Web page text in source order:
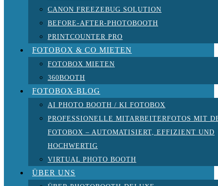
CANON FREEZEBUG SOLUTION
BEFORE-AFTER-PHOTOBOOTH
PRINTCOUNTER PRO
FOTOBOX & CO MIETEN
FOTOBOX MIETEN
360BOOTH
FOTOBOX-BLOG
AI PHOTO BOOTH / KI FOTOBOX
PROFESSIONELLE MITARBEITERFOTOS MIT
FOTOBOX – AUTOMATISIERT, EFFIZIENT UND
HOCHWERTIG
VIRTUAL PHOTO BOOTH
ÜBER UNS